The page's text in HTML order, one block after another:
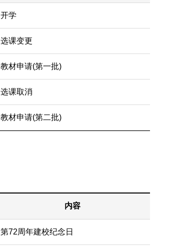
开学
选课变更
教材申请(第一批)
选课取消
教材申请(第二批)
内容
第72周年建校纪念日